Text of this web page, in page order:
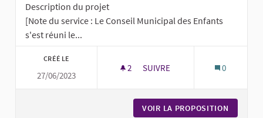
Description du projet
[Note du service : Le Conseil Municipal des Enfants
s'est réuni le...
CRÉÉ LE
27/06/2023
2 2 ABONNÉS
SUIVRE 0
VOIR LA PROPOSITION